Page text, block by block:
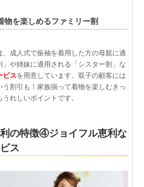
物を楽しめるファミリー割
、成人式で振袖を着用した方の母親に適
」や姉妹に適用される「シスター割」な
ビスを用意しています。双子の顧客には
う割引も！家族揃って着物を楽しむきっ
れしいポイントです。
の特徴④ジョイフル恵利な
ス